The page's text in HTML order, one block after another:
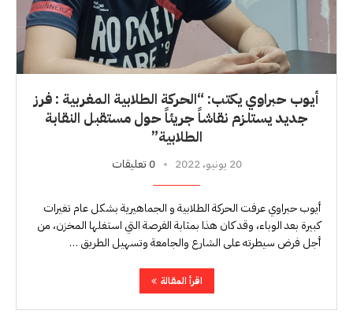
أيوب حبراوي يكتب: “الحركة الطلابية المغربية : فرز
جديد يستلزم نقاشاً جريئاً حول مستقبل النقابة
الطلابية”
20 يونيو، 2022 0 تعليقات
أيوب حبراوي عرفت الحركة الطلابية و الجماهيرية بشكل عام تغيرات
كبيرة بعد الوباء، وقد كان هذا بمثابة الفرصة التي استغلها المخزن، من
أجل فرض سيطرته على الشارع والجامعة وتسهيل الطريق …
اقرأ المقالة